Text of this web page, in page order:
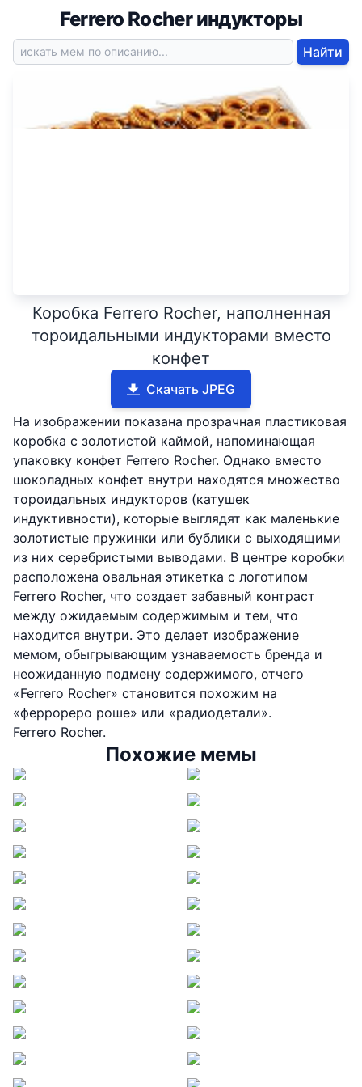
Ferrero Rocher индукторы
Найти
Коробка Ferrero Rocher, наполненная
тороидальными индукторами вместо
конфет
Скачать JPEG
На изображении показана прозрачная пластиковая
коробка с золотистой каймой, напоминающая
упаковку конфет Ferrero Rocher. Однако вместо
шоколадных конфет внутри находятся множество
тороидальных индукторов (катушек
индуктивности), которые выглядят как маленькие
золотистые пружинки или бублики с выходящими
из них серебристыми выводами. В центре коробки
расположена овальная этикетка с логотипом
Ferrero Rocher, что создает забавный контраст
между ожидаемым содержимым и тем, что
находится внутри. Это делает изображение
мемом, обыгрывающим узнаваемость бренда и
неожиданную подмену содержимого, отчего
«Ferrero Rocher» становится похожим на
«феррореро роше» или «радиодетали».
Ferrero Rocher.
Похожие мемы